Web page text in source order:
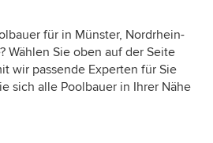
für in Münster, Nordrhein-
Wählen Sie oben auf der Seite
wir passende Experten für Sie
sich alle Poolbauer in Ihrer Nähe